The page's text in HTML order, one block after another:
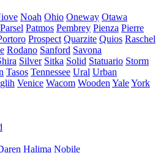
Noah Ohio Oneway Otawa
Parsel Patmos Pembrey Pienza Pierre
Prospect Quarzite Quios Raschel
Rodano Sanford Savona
Silver Sitka Solid Statuario Storm
Tasos Tennessee Ural Urban
Venice Wacom Wooden YaleYork
Halima Nobile